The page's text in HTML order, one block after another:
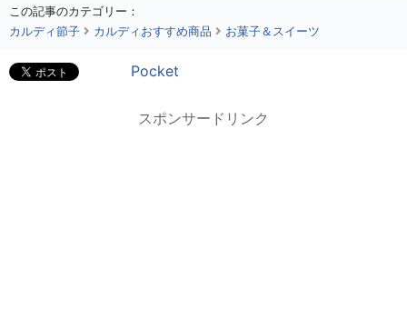
この記事のカテゴリー：
カルディ節子
カルディおすすめ商品 お菓子＆スイーツ
Pocket
スポンサードリンク